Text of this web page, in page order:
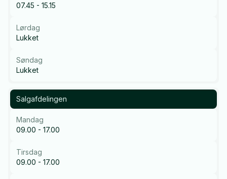
07.45 - 15.15
Lørdag
Lukket
Søndag
Lukket
Salgafdelingen
Mandag
09.00 - 17.00
Tirsdag
09.00 - 17.00